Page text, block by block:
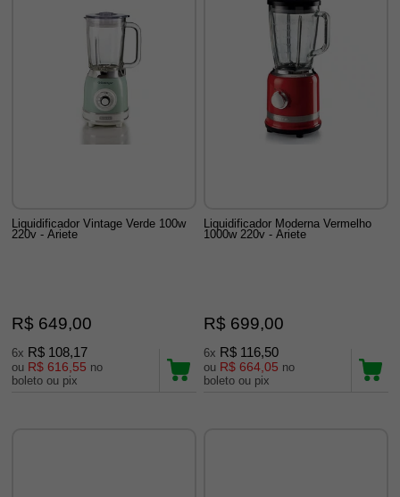
Liquidificador Vintage Verde 100w
220v - Ariete
R$ 649,00
6x R$ 108,17
ou R$ 616,55 no
boleto ou pix
Liquidificador Moderna Vermelho
1000w 220v - Ariete
R$ 699,00
6x R$ 116,50
ou R$ 664,05 no
boleto ou pix